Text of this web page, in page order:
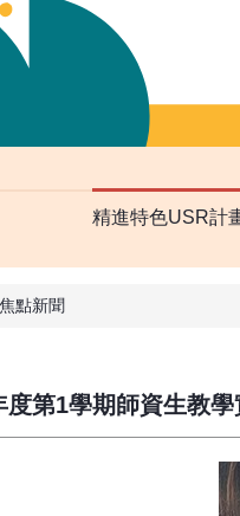
精進特色USR計
焦點新聞
度第1學期師資生教